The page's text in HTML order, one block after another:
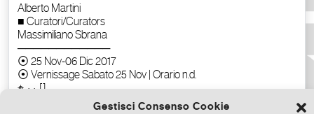
Gestisci Consenso Cookie